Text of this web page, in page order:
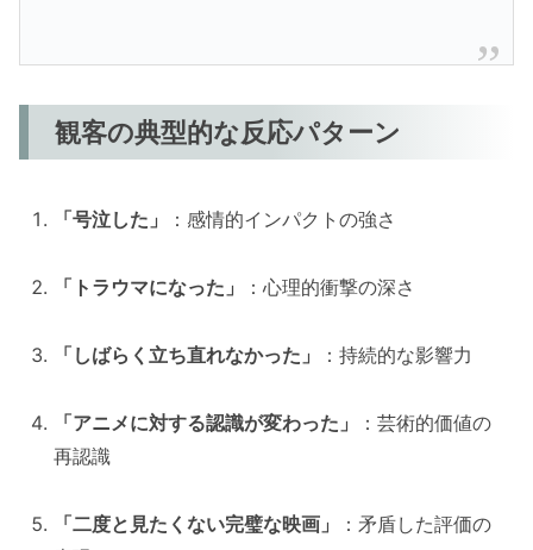
観客の典型的な反応パターン
「号泣した」 ：感情的インパクトの強さ
「トラウマになった」 ：心理的衝撃の深さ
「しばらく立ち直れなかった」 ：持続的な影響力
「アニメに対する認識が変わった」
：芸術的価値の
再認識
「二度と見たくない完璧な映画」
：矛盾した評価の